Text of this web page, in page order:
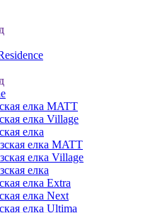
елка MATT
елка Village
елка
елка MATT
елка Village
елка
елка Extra
елка Next
елка Ultima